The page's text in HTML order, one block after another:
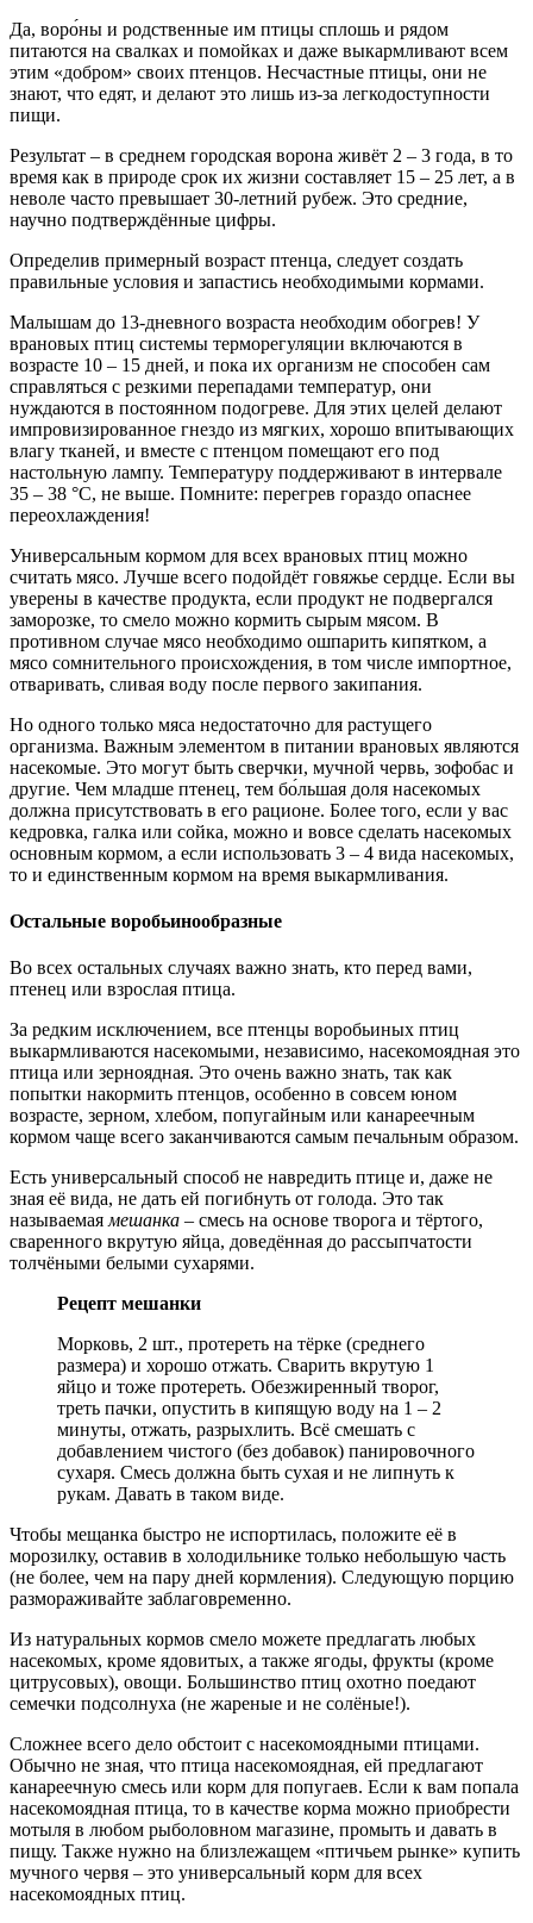
Да, воро́ны и родственные им птицы сплошь и рядом
питаются на свалках и помойках и даже выкармливают всем
этим «добром» своих птенцов. Несчастные птицы, они не
знают, что едят, и делают это лишь из-за легкодоступности
пищи.
Результат – в среднем городская ворона живёт 2 – 3 года, в то
время как в природе срок их жизни составляет 15 – 25 лет, а в
неволе часто превышает 30-летний рубеж. Это средние,
научно подтверждённые цифры.
Определив примерный возраст птенца, следует создать
правильные условия и запастись необходимыми кормами.
Малышам до 13-дневного возраста необходим обогрев! У
врановых птиц системы терморегуляции включаются в
возрасте 10 – 15 дней, и пока их организм не способен сам
справляться с резкими перепадами температур, они
нуждаются в постоянном подогреве. Для этих целей делают
импровизированное гнездо из мягких, хорошо впитывающих
влагу тканей, и вместе с птенцом помещают его под
настольную лампу. Температуру поддерживают в интервале
35 – 38 °C, не выше. Помните: перегрев гораздо опаснее
переохлаждения!
Универсальным кормом для всех врановых птиц можно
считать мясо. Лучше всего подойдёт говяжье сердце. Если вы
уверены в качестве продукта, если продукт не подвергался
заморозке, то смело можно кормить сырым мясом. В
противном случае мясо необходимо ошпарить кипятком, а
мясо сомнительного происхождения, в том числе импортное,
отваривать, сливая воду после первого закипания.
Но одного только мяса недостаточно для растущего
организма. Важным элементом в питании врановых являются
насекомые. Это могут быть сверчки, мучной червь, зофобас и
другие. Чем младше птенец, тем бо́льшая доля насекомых
должна присутствовать в его рационе. Более того, если у вас
кедровка, галка или сойка, можно и вовсе сделать насекомых
основным кормом, а если использовать 3 – 4 вида насекомых,
то и единственным кормом на время выкармливания.
Остальные воробьинообразные
Во всех остальных случаях важно знать, кто перед вами,
птенец или взрослая птица.
За редким исключением, все птенцы воробьиных птиц
выкармливаются насекомыми, независимо, насекомоядная это
птица или зерноядная. Это очень важно знать, так как
попытки накормить птенцов, особенно в совсем юном
возрасте, зерном, хлебом, попугайным или канареечным
кормом чаще всего заканчиваются самым печальным образом.
Есть универсальный способ не навредить птице и, даже не
зная её вида, не дать ей погибнуть от голода. Это так
называемая мешанка – смесь на основе творога и тёртого,
сваренного вкрутую яйца, доведённая до рассыпчатости
толчёными белыми сухарями.
Рецепт мешанки
Морковь, 2 шт., протереть на тёрке (среднего
размера) и хорошо отжать. Сварить вкрутую 1
яйцо и тоже протереть. Обезжиренный творог,
треть пачки, опустить в кипящую воду на 1 – 2
минуты, отжать, разрыхлить. Всё смешать с
добавлением чистого (без добавок) панировочного
сухаря. Смесь должна быть сухая и не липнуть к
рукам. Давать в таком виде.
Чтобы мещанка быстро не испортилась, положите её в
морозилку, оставив в холодильнике только небольшую часть
(не более, чем на пару дней кормления). Следующую порцию
размораживайте заблаговременно.
Из натуральных кормов смело можете предлагать любых
насекомых, кроме ядовитых, а также ягоды, фрукты (кроме
цитрусовых), овощи. Большинство птиц охотно поедают
семечки подсолнуха (не жареные и не солёные!).
Сложнее всего дело обстоит с насекомоядными птицами.
Обычно не зная, что птица насекомоядная, ей предлагают
канареечную смесь или корм для попугаев. Если к вам попала
насекомоядная птица, то в качестве корма можно приобрести
мотыля в любом рыболовном магазине, промыть и давать в
пищу. Также нужно на близлежащем «птичьем рынке» купить
мучного червя – это универсальный корм для всех
насекомоядных птиц.